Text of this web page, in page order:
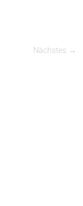
Nächstes →